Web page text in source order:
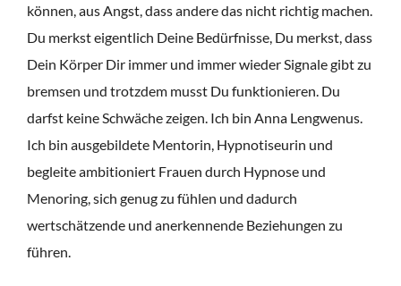
können, aus Angst, dass andere das nicht richtig machen.
Du merkst eigentlich Deine Bedürfnisse, Du merkst, dass
Dein Körper Dir immer und immer wieder Signale gibt zu
bremsen und trotzdem musst Du funktionieren. Du
darfst keine Schwäche zeigen. Ich bin Anna Lengwenus.
Ich bin ausgebildete Mentorin, Hypnotiseurin und
begleite ambitioniert Frauen durch Hypnose und
Menoring, sich genug zu fühlen und dadurch
wertschätzende und anerkennende Beziehungen zu
führen.